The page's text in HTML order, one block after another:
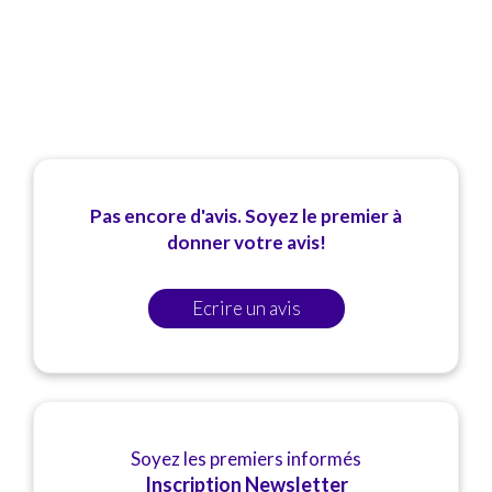
exemple:Les salades et les clubs-sandwichs, la
suprême de poulet grillée, les oignons fondants, les
sauces authentiques...).
En ce qui concerne la cuisine française, nous
sommes libres de choisir parmi les plats classiques,
des 2 plats classiques proposés par le
restaurant
traditionnelle ils peuvent la trouver aisément chez
restaurant cacher Benson Kfé.
Pas encore d'avis. Soyez le premier à
donner votre avis!
Ecrire un avis
Soyez les premiers informés
Inscription Newsletter